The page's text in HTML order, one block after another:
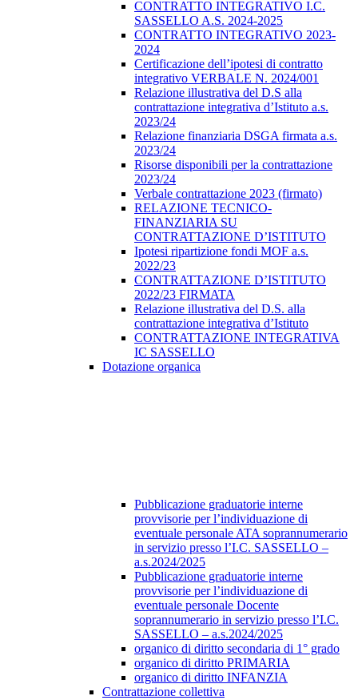
CONTRATTO INTEGRATIVO I.C.
SASSELLO A.S. 2024-2025
CONTRATTO INTEGRATIVO 2023-
2024
Certificazione dell’ipotesi di contratto
integrativo VERBALE N. 2024/001
Relazione illustrativa del D.S alla
contrattazione integrativa d’Istituto a.s.
2023/24
Relazione finanziaria DSGA firmata a.s.
2023/24
Risorse disponibili per la contrattazione
2023/24
Verbale contrattazione 2023 (firmato)
RELAZIONE TECNICO-
FINANZIARIA SU
CONTRATTAZIONE D’ISTITUTO
Ipotesi ripartizione fondi MOF a.s.
2022/23
CONTRATTAZIONE D’ISTITUTO
2022/23 FIRMATA
Relazione illustrativa del D.S. alla
contrattazione integrativa d’Istituto
CONTRATTAZIONE INTEGRATIVA
IC SASSELLO
Dotazione organica
Pubblicazione graduatorie interne
provvisorie per l’individuazione di
eventuale personale ATA soprannumerario
in servizio presso l’I.C. SASSELLO –
a.s.2024/2025
Pubblicazione graduatorie interne
provvisorie per l’individuazione di
eventuale personale Docente
soprannumerario in servizio presso l’I.C.
SASSELLO – a.s.2024/2025
organico di diritto secondaria di 1° grado
organico di diritto PRIMARIA
organico di diritto INFANZIA
Contrattazione collettiva